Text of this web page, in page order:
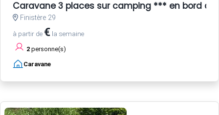
Caravane 3 places sur camping *** en bord de
Finistère 29
à partir de € la semaine
2 personne(s)
Caravane